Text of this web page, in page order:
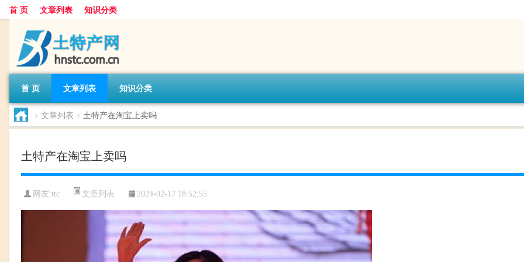
首 页 文章列表 知识分类
首 页 文章列表 知识分类
> 文章列表 > 土特产在淘宝上卖吗
土特产在淘宝上卖吗
网友:ttc 文章列表 2024-02-17 18:52:55